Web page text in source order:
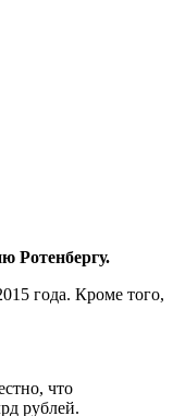
Ротенбергу.
года. Кроме того,
что
рублей.